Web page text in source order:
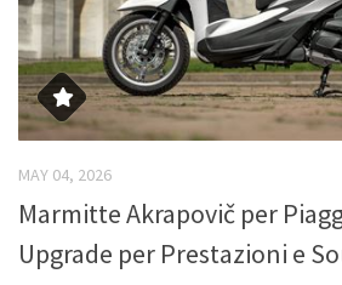
MAY 04, 2026
Marmitte Akrapovič per
Upgrade per Prestazioni e